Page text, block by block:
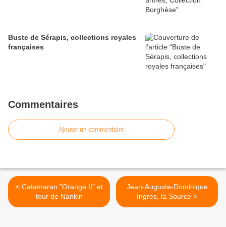
Buste de Sérapis, collections royales
françaises
Commentaires
Ajouter un commentaire
< Catamaran "Orange II" et
tour de Nankin
Jean-Auguste-Dominique
Ingres, la Source >